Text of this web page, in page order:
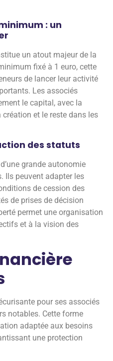
: un
un atout majeur de la
fixé à 1 euro, cette
de lancer leur activité
Les associés
le capital, avec la
et le reste dans les
des statuts
grande autonomie
Ils peuvent adapter les
de cession des
de prises de décision
permet une organisation
et à la vision des
pour ses associés
notables. Cette forme
adaptée aux besoins
une protection